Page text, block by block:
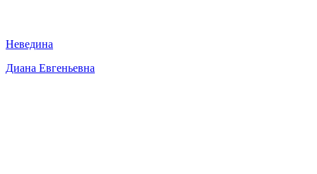
Неведина
Диана Евгеньевна